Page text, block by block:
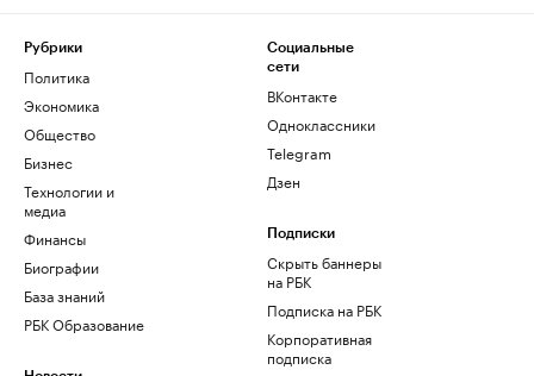
Рубрики
Политика
Экономика
Общество
Бизнес
Технологии и
медиа
Финансы
Биографии
База знаний
РБК Образование
Социальные
сети
ВКонтакте
Одноклассники
Telegram
Дзен
Подписки
Скрыть баннеры
на РБК
Подписка на РБК
Корпоративная
подписка